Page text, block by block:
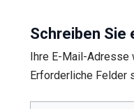
Schreiben Sie
Ihre E-Mail-Adresse
Erforderliche Felder